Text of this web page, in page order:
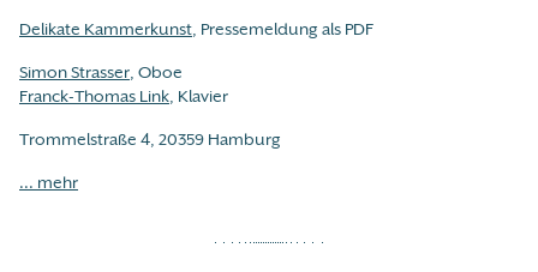
Delikate Kammerkunst, Pressemeldung als PDF
Simon Strasser, Oboe
Franck-Thomas Link, Klavier
Trommelstraße 4, 20359 Hamburg
... mehr